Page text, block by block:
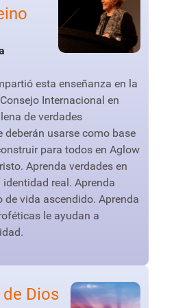
esta enseñanza en la
Internacional en
de verdades
usarse como base
para todos en Aglow
Aprenda verdades en
real. Aprenda
vida ascendido. Aprenda
le ayudan a
Dios